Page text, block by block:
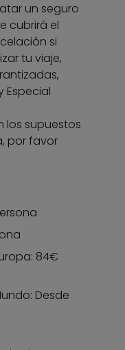
un seguro
cubrirá el
si
tu viaje,
Especial
los supuestos
por favor
84€
Desde